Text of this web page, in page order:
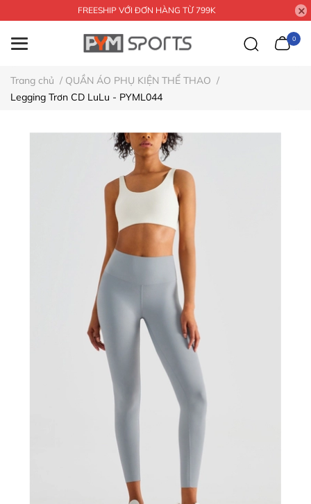
FREESHIP VỚI ĐƠN HÀNG TỪ 799K
0
Trang chủ / QUẦN ÁO PHỤ KIỆN THỂ THAO /
Legging Trơn CD LuLu - PYML044